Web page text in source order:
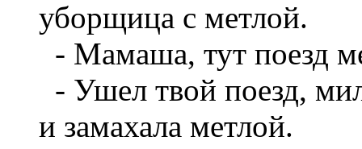
уборщица с метлой.
- Мамаша, тут поезд
- Ушел твой поезд,
и замахала метлой.